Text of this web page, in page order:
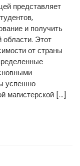
представляет
и получить
области. Этот
от страны
успешно
магистерской […]